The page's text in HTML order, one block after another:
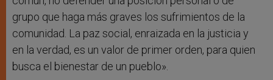
grupo que haga más graves los sufrimientos de la
comunidad. La paz social, enraizada en la justicia y
en la verdad, es un valor de primer orden, para quien
busca el bienestar de un pueblo».